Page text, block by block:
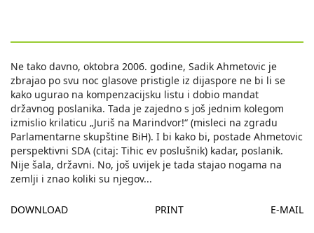
Ne tako davno, oktobra 2006. godine, Sadik Ahmetovic je
zbrajao po svu noc glasove pristigle iz dijaspore ne bi li se
kako ugurao na kompenzacijsku listu i dobio mandat
državnog poslanika. Tada je zajedno s još jednim kolegom
izmislio krilaticu „Juriš na Marindvor!“ (misleci na zgradu
Parlamentarne skupštine BiH). I bi kako bi, postade Ahmetovic
perspektivni SDA (citaj: Tihic ev poslušnik) kadar, poslanik.
Nije šala, državni. No, još uvijek je tada stajao nogama na
zemlji i znao koliki su njegov...
DOWNLOAD PRINT E-MAIL